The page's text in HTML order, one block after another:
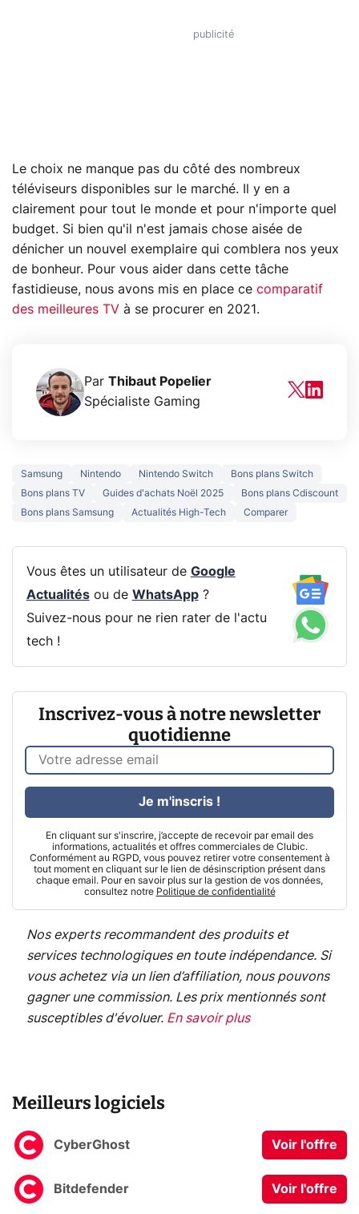
Le choix ne manque pas du côté des nombreux
téléviseurs disponibles sur le marché. Il y en a
clairement pour tout le monde et pour n'importe quel
budget. Si bien qu'il n'est jamais chose aisée de
dénicher un nouvel exemplaire qui comblera nos yeux
de bonheur. Pour vous aider dans cette tâche
fastidieuse, nous avons mis en place ce comparatif
des meilleures TV à se procurer en 2021.
Par Thibaut Popelier
Spécialiste Gaming
Samsung Nintendo Nintendo Switch
Bons plans Switch
Bons plans TV
Guides d'achats Noël 2025
Bons plans Cdiscount
Bons plans Samsung
Actualités High-Tech Comparer
Vous êtes un utilisateur de Google
Actualitésou de WhatsApp?
Suivez-nous pour ne rien rater de l'actu
tech !
Inscrivez-vous à notre newsletter
quotidienne
En cliquant sur s'inscrire, j’accepte de recevoir par email des
informations, actualités et offres commerciales de Clubic.
Conformément au RGPD, vous pouvez retirer votre consentement à
tout moment en cliquant sur le lien de désinscription présent dans
chaque email. Pour en savoir plus sur la gestion de vos données,
consultez notre Politique de confidentialité
Je m'inscris !
Nos experts recommandent des produits et
services technologiques en toute indépendance. Si
vous achetez via un lien d’affiliation, nous pouvons
gagner une commission. Les prix mentionnés sont
susceptibles d'évoluer. En savoir plus
Meilleurs logiciels
CyberGhost Voir l'offre
Bitdefender Voir l'offre